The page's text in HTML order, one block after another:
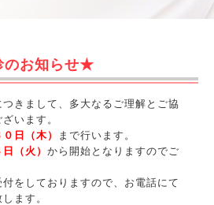
お知らせ★
きまして、多大なるご理解とご協
います。
日（木）
まで行います。
（火） から開始となりますのでご
をしておりますので、お電話にて
ます。